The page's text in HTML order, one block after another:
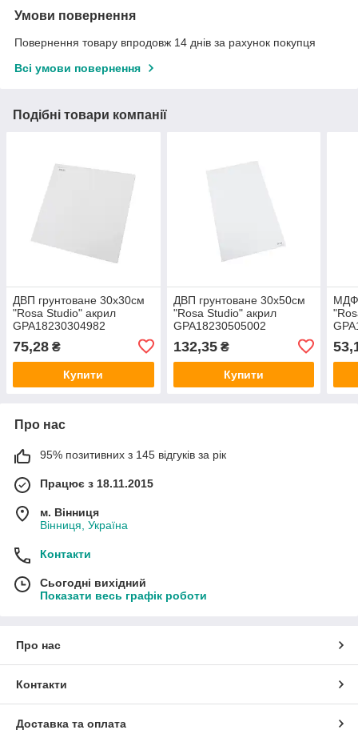
Умови повернення
Повернення товару впродовж 14 днів за рахунок покупця
Всі умови повернення
Подібні товари компанії
ДВП грунтоване 30х30см
"Rosa Studio" акрил
GPA18230304982
75,28 ₴
Купити
ДВП грунтоване 30х50см
"Rosa Studio" акрил
GPA18230505002
132,35₴
Купити
МДФ
Про нас
95% позитивних з 145 відгуків за рік
Працює з 18.11.2015
м. Вінниця
Вінниця, Україна
Контакти
Сьогодні вихідний
Показати весь графік роботи
Про нас
Контакти
Доставка та оплата